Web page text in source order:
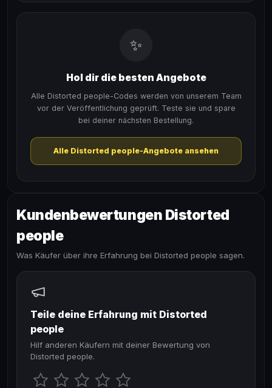
✨
Hol dir die besten Angebote
Alle Distorted people-Codes werden von unserem Team
vor der Veröffentlichung geprüft. Teste sie und spare
bei deiner nächsten Bestellung.
Alle Distorted people-Angebote ansehen
Kundenbewertungen Distorted
people
Was Käufer über ihre Erfahrung bei Distorted people sagen.
Teile deine Erfahrung mit Distorted
people
Hilf anderen Käufern mit deiner Bewertung von
Distorted people.